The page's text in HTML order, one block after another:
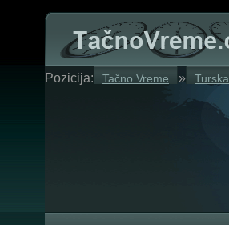
Pozicija: Tačno Vreme » Turska